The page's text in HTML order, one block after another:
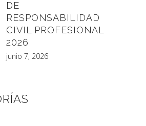
DE
RESPONSABILIDAD
CIVIL PROFESIONAL
2026
junio 7, 2026